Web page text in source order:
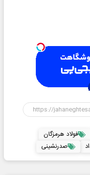
فولاد هرمزگان
صدرنشینی